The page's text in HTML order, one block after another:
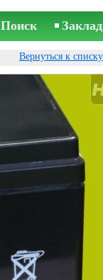
Поиск
Вернуться к